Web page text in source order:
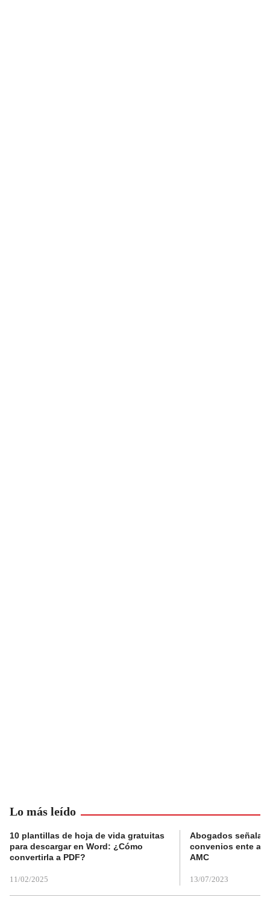
Lo más leído
10 plantillas de hoja de vida gratuitas
para descargar en Word: ¿Cómo
convertirla a PDF?
11/02/2025
Abogados
convenios ente
AMC
13/07/2023